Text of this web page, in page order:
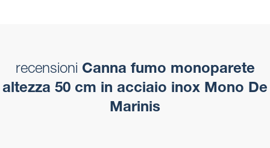
recensioni Canna fumo monoparete
altezza 50 cm in acciaio inox Mono De
Marinis